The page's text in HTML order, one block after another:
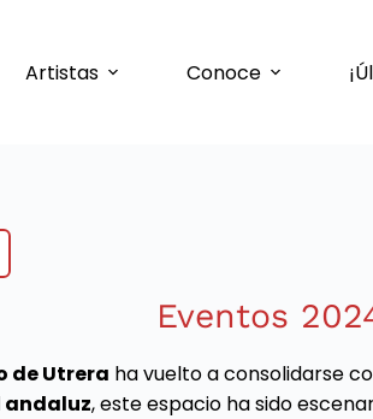
Artistas Conoce
Eventos
de Utrera ha vuelto a consolidarse
, este espacio ha sido